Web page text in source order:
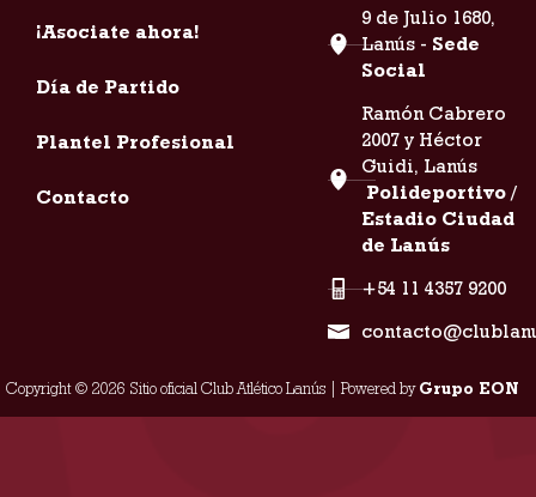
¡Asociate ahora!
Día de Partido
Plantel Profesional
Contacto
9 de Julio 1680,
Lanús - Sede
Social
Ramón Cabrero
2007 y Héctor
Guidi, Lanús
Polideportivo /
Estadio Ciudad
de Lanús
+54 11 4357 9200
Copyright © 2026 Sitio oficial Club Atlético Lanús | Powered byGrupo EON